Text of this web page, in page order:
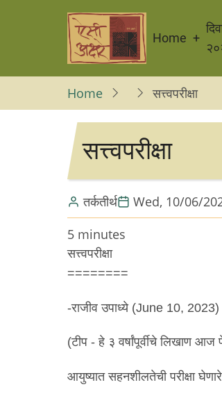
Home
Home सत्त्वपरीक्षा
सत्त्वपरीक्षा
तर्कतीर्थ
Wed, 10/06/
5 minutes
सत्त्वपरीक्षा
========
-राजीव उपाध्ये (June 10, 2023)
(टीप - हे ३ वर्षांपूर्वीचे लिखाण
आयुष्यात सहनशीलतेची परीक्षा